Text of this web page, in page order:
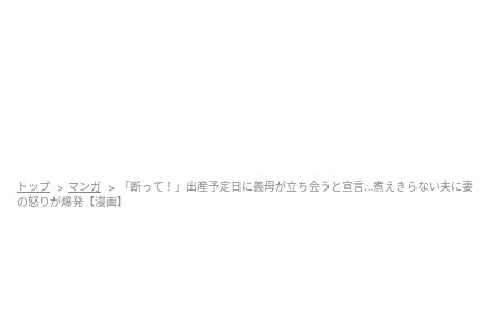
トップ マンガ
「断って！」出産予定日に義母が立ち会うと宣言…煮えきらない夫に妻
の怒りが爆発【漫画】